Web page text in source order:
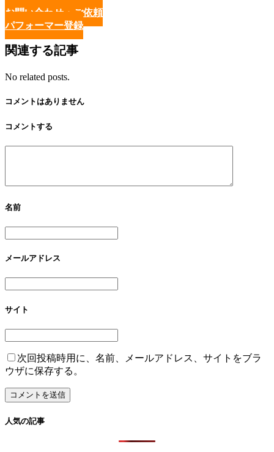
お問い合わせ・ご依頼
パフォーマー登録
関連する記事
No related posts.
コメントはありません
コメントする
名前
メールアドレス
サイト
次回投稿時用に、名前、メールアドレス、サイトをブラ
ウザに保存する。
人気の記事